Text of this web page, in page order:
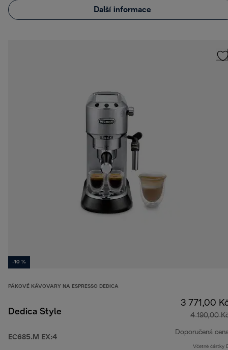
Další informace
-10 %
PÁKOVÉ KÁVOVARY NA ESPRESSO DEDICA
Dedica Style
EC685.M EX:4
3 771,00
4 190,00
Doporučená
Včetně částky